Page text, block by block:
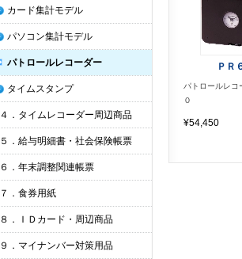
ＰＲ
パトロールレコ
０
¥54,450
カード集計モデル
パソコン集計モデル
パトロールレコーダー
タイムスタンプ
４．タイムレコーダー周辺商品
５．給与明細書・社会保険帳票
６．年末調整関連帳票
７．食券用紙
８．ＩＤカード・周辺商品
９．マイナンバー対策用品